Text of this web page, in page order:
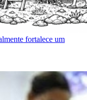
fortalece um